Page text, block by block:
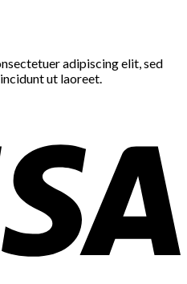
adipiscing elit, sed
ut laoreet.